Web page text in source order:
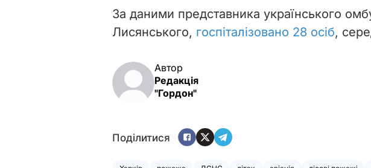
За даними представника українського
Лисянського, госпіталізовано 28 осіб,
Автор
Редакція
"Гордон"
Поділитися